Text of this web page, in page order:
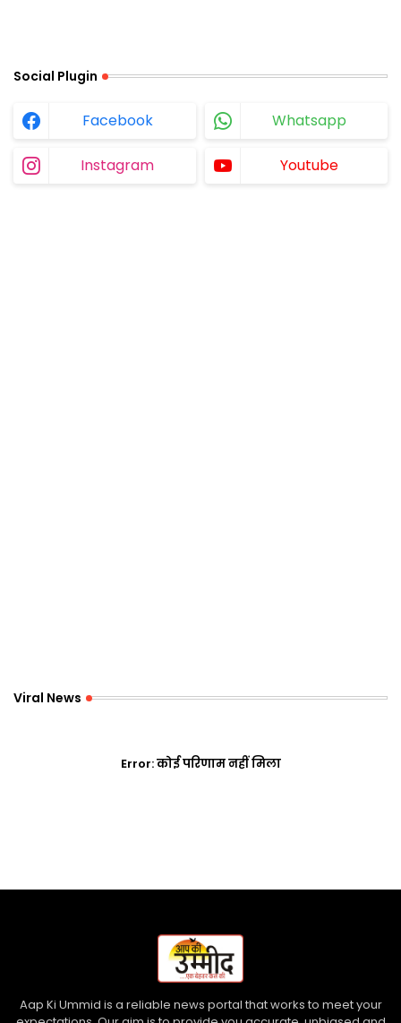
Social Plugin
Facebook Whatsapp
Instagram Youtube
Viral News
Error:कोई परिणाम नहीं मिला
Aap Ki Ummid is a reliable news portal that works to meet your